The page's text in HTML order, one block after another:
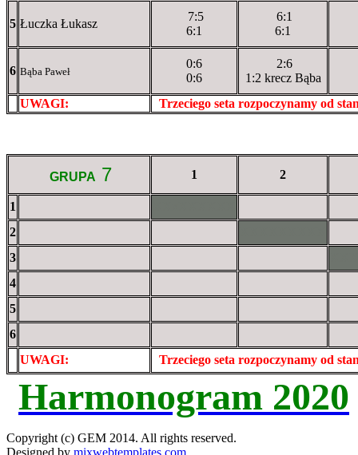
5 Łuczka Łukasz
7:5
6:1
6:1
6:1
6 Bąba Paweł
0:6
0:6
2:6
1:2 krecz Bąba
UWAGI:
Trzeciego seta rozpoczynamy od
GRUPA 7 1 2
1
2
3
4
5
6
UWAGI:
Trzeciego seta rozpoczynamy od
Harmonogram 2020
Copyright (c) GEM 2014. All rights reserved.
Designed by mixwebtemplates.com